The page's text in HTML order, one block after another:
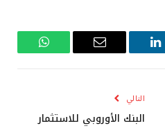
لينكدإن
البريد
واتساب
التالي
البنك الأوروبي للاستثمار